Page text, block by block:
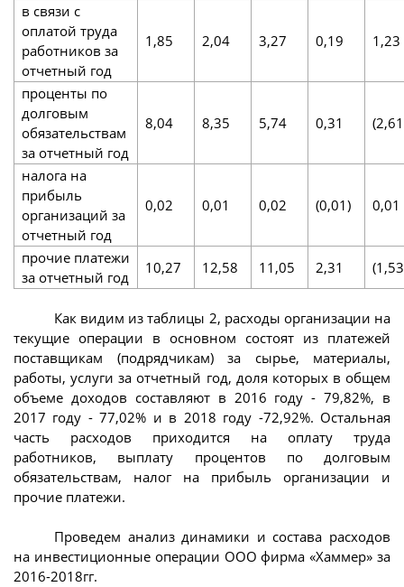
в связи с
оплатой труда
работников за
отчетный год
1,85 2,04 3,27 0,19 1,23
проценты по
долговым
обязательствам
за отчетный год
8,04 8,35 5,74 0,31
налога на
прибыль
организаций за
отчетный год
0,02 0,01 0,02 (0,01) 0,01
прочие платежи
за отчетный год
10,27 12,58 11,05 2,31
Как видим из таблицы 2, расходы организации на
текущие операции в основном состоят из платежей
поставщикам (подрядчикам) за сырье, материалы,
работы, услуги за отчетный год, доля которых в общем
объеме доходов составляют в 2016 году - 79,82%, в
2017 году - 77,02% и в 2018 году -72,92%. Остальная
часть расходов приходится на оплату труда
работников, выплату процентов по долговым
обязательствам, налог на прибыль организации и
прочие платежи.
Проведем анализ динамики и состава расходов
на инвестиционные операции ООО фирма «Хаммер» за
2016-2018гг.